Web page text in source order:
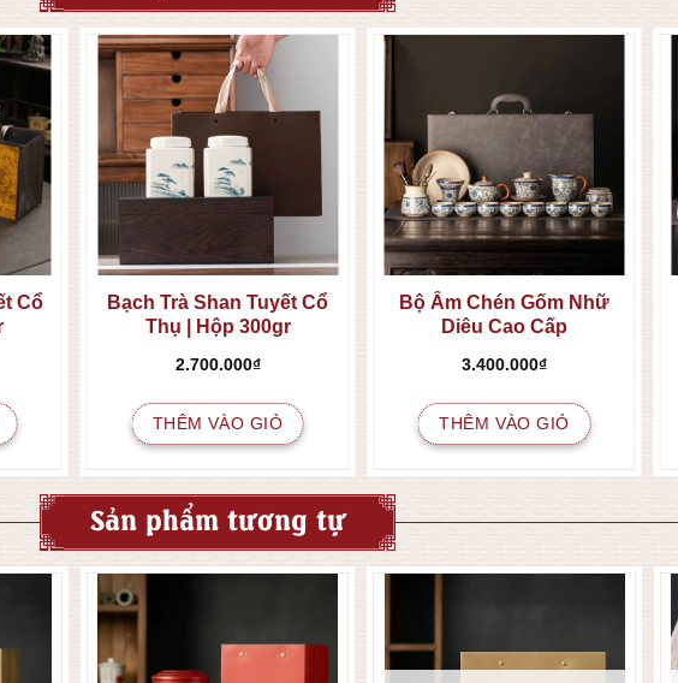
Cổ
Bạch Trà Shan Tuyết Cổ
Thụ | Hộp 300gr
2.700.000₫
THÊM VÀO GIỎ
Bộ Ấm Chén Gốm Nhữ
Diêu Cao Cấp
3.400.000₫
THÊM VÀO GIỎ
Sản phẩm tương tự